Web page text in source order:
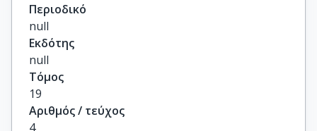
Περιοδικό
null
Εκδότης
null
Τόμος
19
Αριθμός / τεύχος
4